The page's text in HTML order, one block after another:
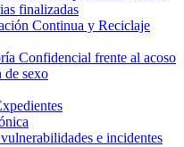
finalizadas
Continua y Reciclaje
Confidencial frente al acoso
de sexo
e incidentes